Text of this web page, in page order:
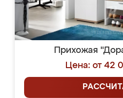
Прихожая
Цена: от 42